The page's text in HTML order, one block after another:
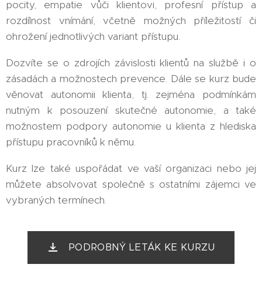
pocity, empatie vůči klientovi, profesní přístup a
rozdílnost vnímání, včetně možných příležitostí či
ohrožení jednotlivých variant přístupu.
Dozvíte se o zdrojích závislosti klientů na službě i o
zásadách a možnostech prevence. Dále se kurz bude
věnovat autonomii klienta, tj. zejména podmínkám
nutným k posouzení skutečné autonomie, a také
možnostem podpory autonomie u klienta z hlediska
přístupu pracovníků k němu.
Kurz lze také uspořádat ve vaší organizaci nebo jej
můžete absolvovat společně s ostatními zájemci ve
vybraných termínech.
PODROBNÝ LETÁK KE KURZU